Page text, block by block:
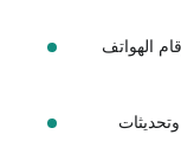
الهواتف